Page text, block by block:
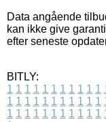
Data angående
kan ikke give
efter seneste
BITLY:
1 1 1 1 1 1 1 1 1 1 1
1 1 1 1 1 1 1 1 1 1 1
1 1 1 1 1 1 1 1 1 1 1